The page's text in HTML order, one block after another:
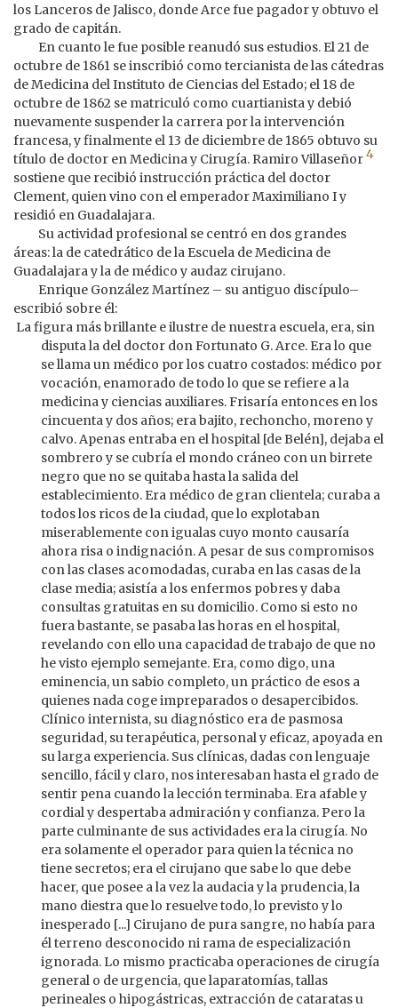
los Lanceros de Jalisco, donde Arce fue pagador y obtuvo el
grado de capitán.
En cuanto le fue posible reanudó sus estudios. El 21 de
octubre de 1861 se inscribió como tercianista de las cátedras
de Medicina del Instituto de Ciencias del Estado; el 18 de
octubre de 1862 se matriculó como cuartianista y debió
nuevamente suspender la carrera por la intervención
francesa, y finalmente el 13 de diciembre de 1865 obtuvo su
título de doctor en Medicina y Cirugía. Ramiro Villaseñor4
sostiene que recibió instrucción práctica del doctor
Clement, quien vino con el emperador Maximiliano I y
residió en Guadalajara.
Su actividad profesional se centró en dos grandes
áreas: la de catedrático de la Escuela de Medicina de
Guadalajara y la de médico y audaz cirujano.
Enrique González Martínez – su antiguo discípulo–
escribió sobre él:
La figura más brillante e ilustre de nuestra escuela, era, sin
disputa la del doctor don Fortunato G. Arce. Era lo que
se llama un médico por los cuatro costados: médico por
vocación, enamorado de todo lo que se refiere a la
medicina y ciencias auxiliares. Frisaría entonces en los
cincuenta y dos años; era bajito, rechoncho, moreno y
calvo. Apenas entraba en el hospital [de Belén], dejaba el
sombrero y se cubría el mondo cráneo con un birrete
negro que no se quitaba hasta la salida del
establecimiento. Era médico de gran clientela; curaba a
todos los ricos de la ciudad, que lo explotaban
miserablemente con igualas cuyo monto causaría
ahora risa o indignación. A pesar de sus compromisos
con las clases acomodadas, curaba en las casas de la
clase media; asistía a los enfermos pobres y daba
consultas gratuitas en su domicilio. Como si esto no
fuera bastante, se pasaba las horas en el hospital,
revelando con ello una capacidad de trabajo de que no
he visto ejemplo semejante. Era, como digo, una
eminencia, un sabio completo, un práctico de esos a
quienes nada coge impreparados o desapercibidos.
Clínico internista, su diagnóstico era de pasmosa
seguridad, su terapéutica, personal y eficaz, apoyada en
su larga experiencia. Sus clínicas, dadas con lenguaje
sencillo, fácil y claro, nos interesaban hasta el grado de
sentir pena cuando la lección terminaba. Era afable y
cordial y despertaba admiración y confianza. Pero la
parte culminante de sus actividades era la cirugía. No
era solamente el operador para quien la técnica no
tiene secretos; era el cirujano que sabe lo que debe
hacer, que posee a la vez la audacia y la prudencia, la
mano diestra que lo resuelve todo, lo previsto y lo
inesperado [...] Cirujano de pura sangre, no había para
él terreno desconocido ni rama de especialización
ignorada. Lo mismo practicaba operaciones de cirugía
general o de urgencia, que laparatomías, tallas
perineales o hipogástricas, extracción de cataratas u